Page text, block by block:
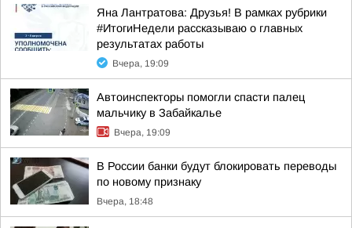
Яна Лантратова: Друзья! В рамках рубрики
#ИтогиНедели рассказываю о главных
результатах работы
Вчера, 19:09
Автоинспекторы помогли спасти палец
мальчику в Забайкалье
Вчера, 19:09
В России банки будут блокировать переводы
по новому признаку
Вчера, 18:48